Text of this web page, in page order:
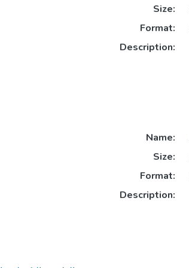
Size:
Format:
Description:
Name:
Size:
Format:
Description: